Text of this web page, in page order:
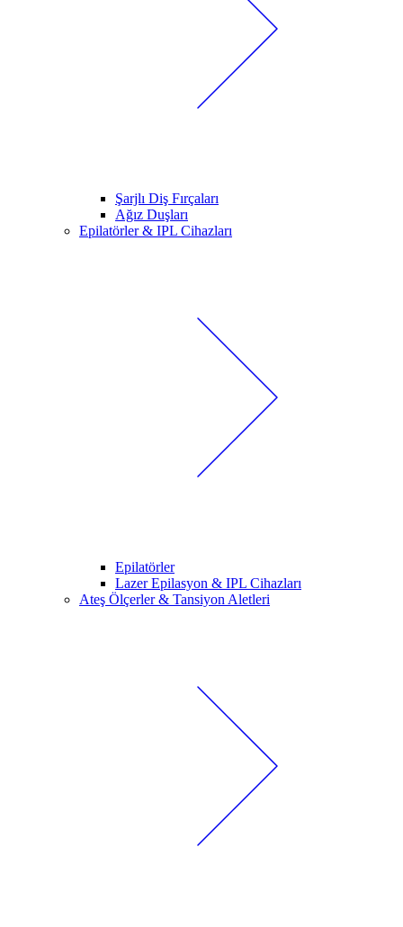
Şarjlı Diş Fırçaları
Ağız Duşları
Epilatörler & IPL Cihazları
Epilatörler
Lazer Epilasyon & IPL Cihazları
Ateş Ölçerler & Tansiyon Aletleri